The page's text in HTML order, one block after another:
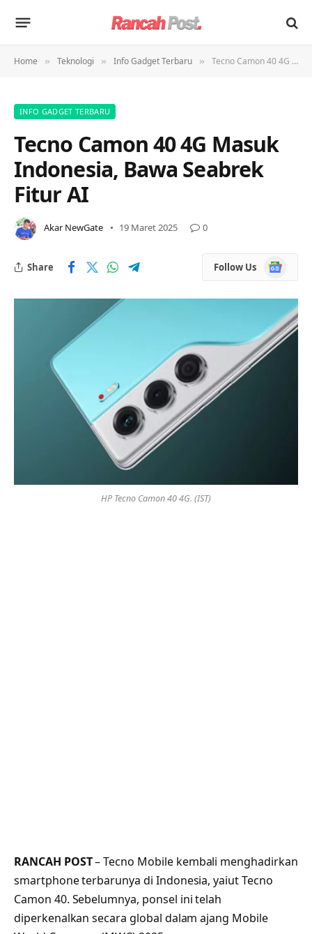
Home » Teknologi » Info Gadget Terbaru » Tecno Camon 40 4G Masuk Indonesia, Bawa Seabrek Fitur AI
INFO GADGET TERBARU
Tecno Camon 40 4G Masuk
Indonesia, Bawa Seabrek
Fitur AI
Akar NewGate 19 Maret 2025 0
Share Follow Us
Google
News
HP Tecno Camon 40 4G. (IST)
RANCAH POST– Tecno Mobile kembali menghadirkan
smartphone terbarunya di Indonesia, yaiut Tecno
Camon 40. Sebelumnya, ponsel ini telah
diperkenalkan secara global dalam ajang Mobile